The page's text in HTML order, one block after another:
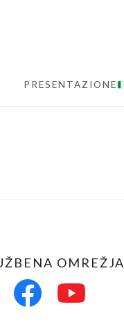
PRESENTAZIONE
OMREŽJA